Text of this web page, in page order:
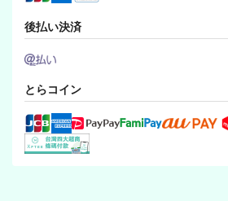
後払い決済
とらコイン